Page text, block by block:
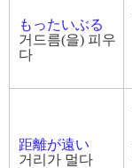
もったいぶる
거드름(을) 피우
다
距離が遠い
거리가 멀다